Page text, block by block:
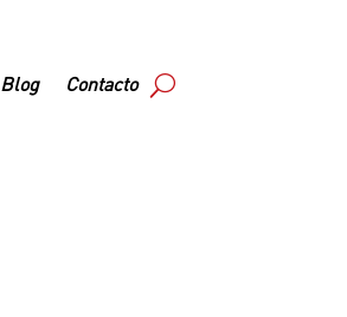
Blog Contacto